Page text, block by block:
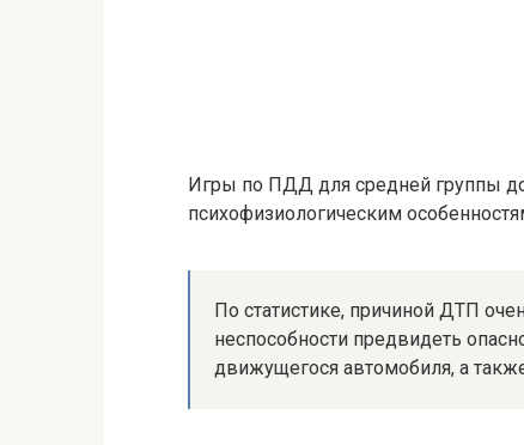
Игры по ПДД для средней группы
психофизиологическим
По статистике, причиной ДТП
неспособности предвидеть
движущегося автомобиля, а